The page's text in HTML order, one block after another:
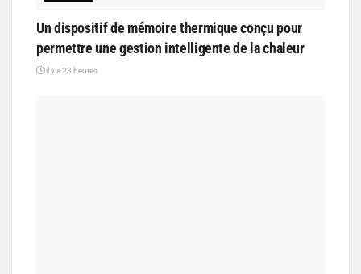
Un dispositif de mémoire thermique conçu pour
permettre une gestion intelligente de la chaleur
il y a 23 heures